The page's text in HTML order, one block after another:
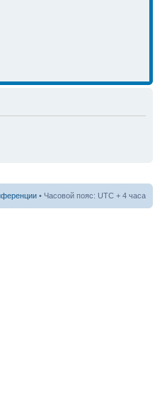
• Часовой пояс: UTC + 4 часа